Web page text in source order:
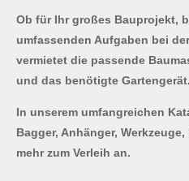
Ob für Ihr großes Bauprojekt,
umfassenden Aufgaben bei
vermietet die passende
und das benötigte Gartengerät.
In unserem umfangreichen
Bagger, Anhänger,
mehr zum Verleih an.